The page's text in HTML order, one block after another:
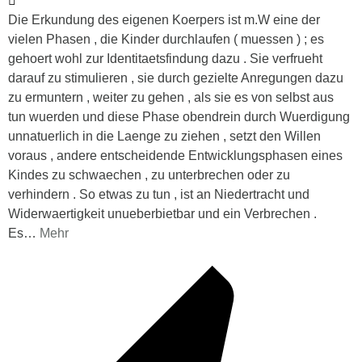
Die Erkundung des eigenen Koerpers ist m.W eine der
vielen Phasen , die Kinder durchlaufen ( muessen ) ; es
gehoert wohl zur Identitaetsfindung dazu . Sie verfrueht
darauf zu stimulieren , sie durch gezielte Anregungen dazu
zu ermuntern , weiter zu gehen , als sie es von selbst aus
tun wuerden und diese Phase obendrein durch Wuerdigung
unnatuerlich in die Laenge zu ziehen , setzt den Willen
voraus , andere entscheidende Entwicklungsphasen eines
Kindes zu schwaechen , zu unterbrechen oder zu
verhindern . So etwas zu tun , ist an Niedertracht und
Widerwaertigkeit unueberbietbar und ein Verbrechen .
Es… Mehr